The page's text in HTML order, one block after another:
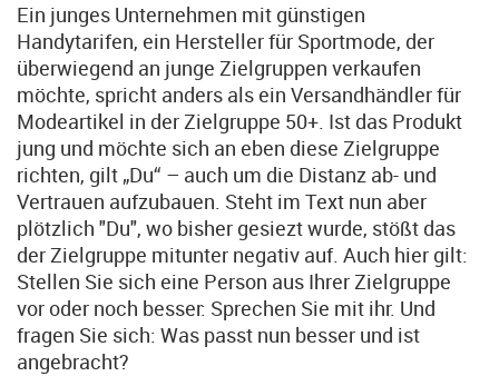
Ein junges Unternehmen mit günstigen
Handytarifen, ein Hersteller für Sportmode, der
überwiegend an junge Zielgruppen verkaufen
möchte, spricht anders als ein Versandhändler für
Modeartikel in der Zielgruppe 50+. Ist das Produkt
jung und möchte sich an eben diese Zielgruppe
richten, gilt „Du“ – auch um die Distanz ab- und
Vertrauen aufzubauen. Steht im Text nun aber
plötzlich "Du", wo bisher gesiezt wurde, stößt das
der Zielgruppe mitunter negativ auf. Auch hier gilt:
Stellen Sie sich eine Person aus Ihrer Zielgruppe
vor oder noch besser: Sprechen Sie mit ihr. Und
fragen Sie sich: Was passt nun besser und ist
angebracht?